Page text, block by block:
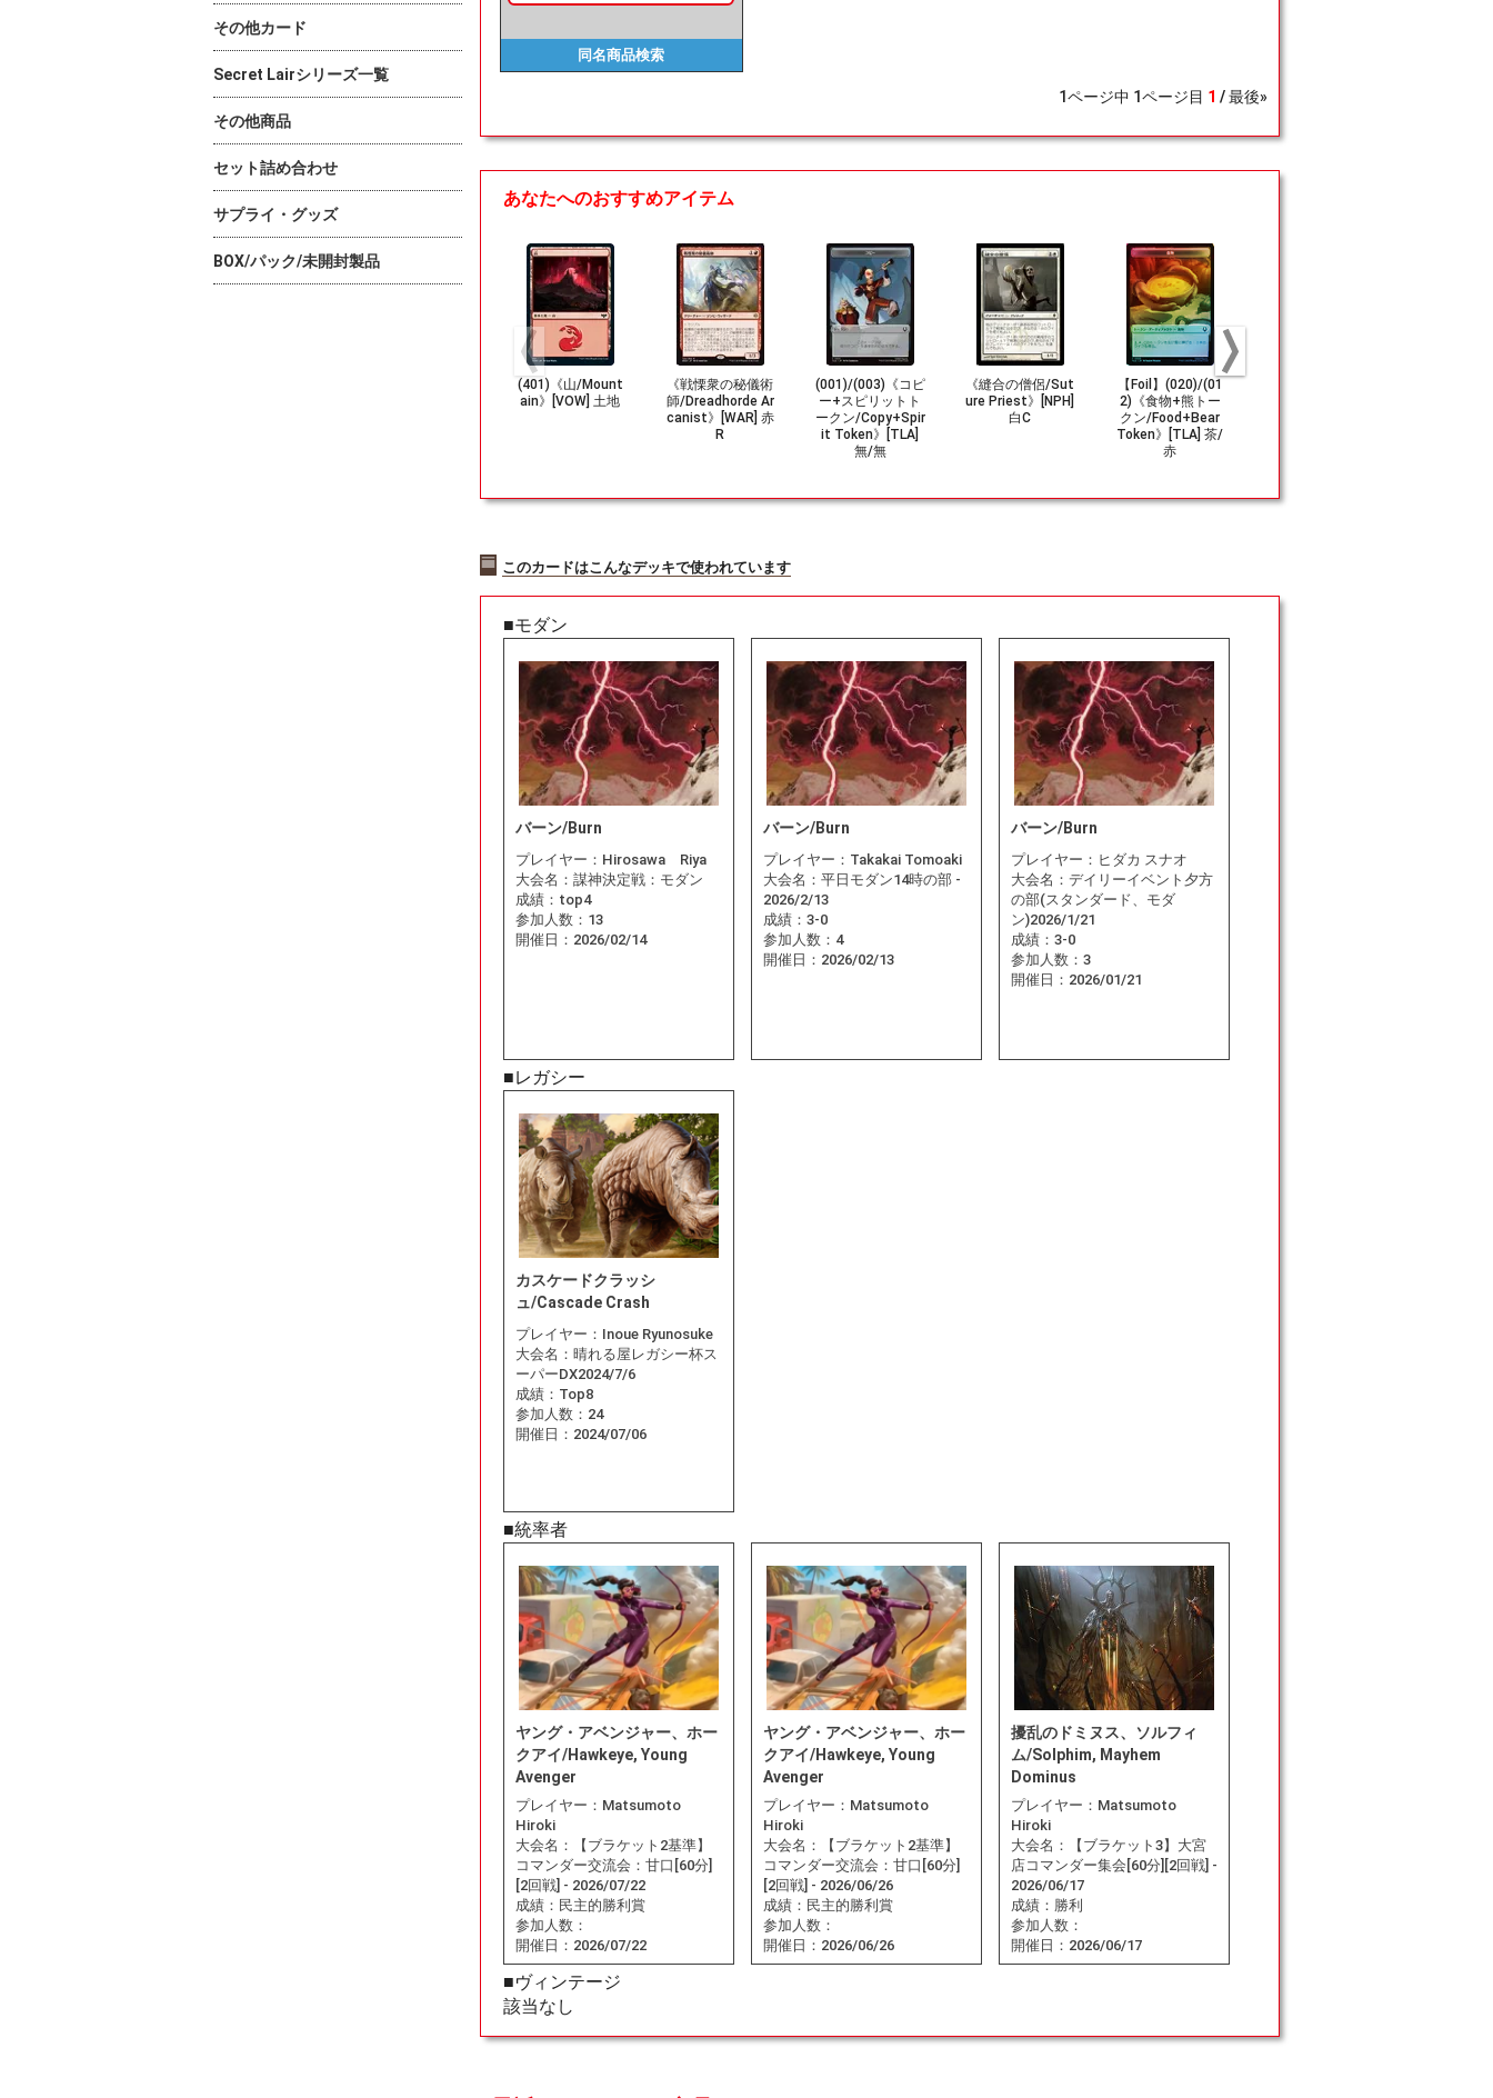
同名商品検索
1ページ中 1ページ目 1 最後»
あなたへのおすすめアイテム
(401)《山/Mount
ain》[VOW] 土地
《戦慄衆の秘儀術
師/Dreadhorde Ar
canist》[WAR] 赤
R
(001)/(003)《コピ
ー+スピリットト
ークン/Copy+Spir
it Token》[TLA]
無/無
《縫合の僧侶/Sut
ure Priest》[NPH]
白C
【Foil】(020)/(01
2)《食物+熊トー
クン/Food+Bear
Token》[TLA] 茶/
赤
このカードはこんなデッキで使われています
■モダン
バーン/Burn
プレイヤー： Hirosawa Riya
大会名： 謀神決定戦：モダン
成績： top4
参加人数： 13
開催日： 2026/02/14
バーン/Burn
プレイヤー： Takakai Tomoaki
大会名： 平日モダン14時の部 -
2026/2/13
成績： 3-0
参加人数： 4
開催日： 2026/02/13
バーン/Burn
プレイヤー： ヒダカ スナオ
大会名： デイリーイベント夕方
の部(スタンダード、モダ
ン)2026/1/21
成績： 3-0
参加人数： 3
開催日： 2026/01/21
■レガシー
カスケードクラッシ
ュ/Cascade Crash
プレイヤー： Inoue Ryunosuke
大会名： 晴れる屋レガシー杯ス
ーパーDX2024/7/6
成績： Top8
参加人数： 24
開催日： 2024/07/06
■統率者
ヤング・アベンジャー、ホー
クアイ/Hawkeye, Young
Avenger
プレイヤー： Matsumoto
Hiroki
大会名：
【ブラケット2基準】
コマンダー交流会：甘口[60分]
[2回戦] - 2026/07/22
成績： 民主的勝利賞
参加人数：
開催日： 2026/07/22
ヤング・アベンジャー、ホー
クアイ/Hawkeye, Young
Avenger
プレイヤー： Matsumoto
Hiroki
大会名：
【ブラケット2基準】
コマンダー交流会：甘口[60分]
[2回戦] - 2026/06/26
成績： 民主的勝利賞
参加人数：
開催日： 2026/06/26
擾乱のドミヌス、ソルフィ
ム/Solphim, Mayhem
Dominus
プレイヤー： Matsumoto
Hiroki
大会名：
【ブラケット3】大宮
店コマンダー集会[60分][2回戦] -
2026/06/17
成績： 勝利
参加人数：
開催日： 2026/06/17
■ヴィンテージ
該当なし